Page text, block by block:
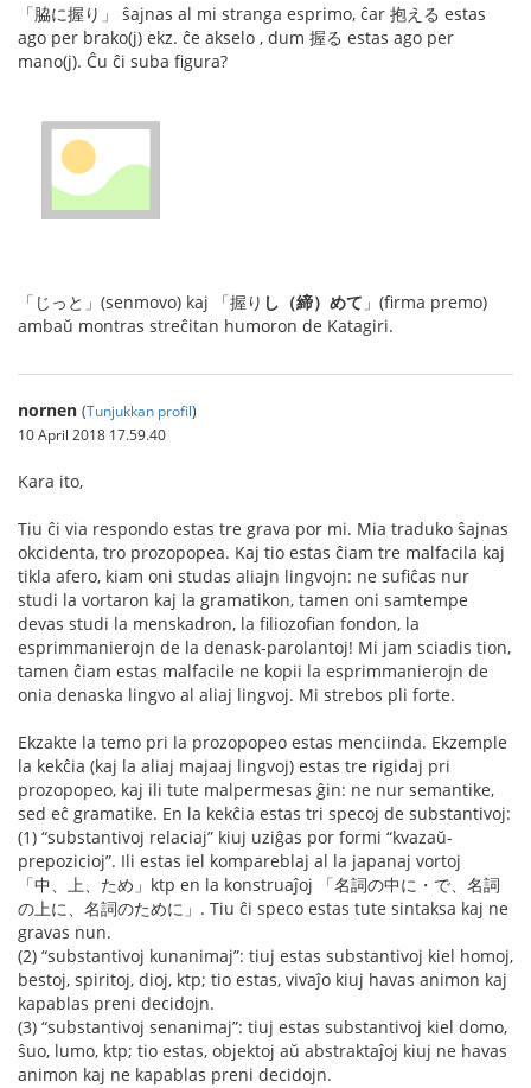
「脇に握り」 ŝajnas al mi stranga esprimo, ĉar 抱える estas
ago per brako(j) ekz. ĉe akselo , dum 握る estas ago per
mano(j). Ĉu ĉi suba figura?
「じっと」(senmovo) kaj 「握り し（締）めて 」(firma premo)
ambaŭ montras streĉitan humoron de Katagiri.
nornen (Tunjukkan profil)
10 April 2018 17.59.40
Kara ito,
Tiu ĉi via respondo estas tre grava por mi. Mia traduko ŝajnas
okcidenta, tro prozopopea. Kaj tio estas ĉiam tre malfacila kaj
tikla afero, kiam oni studas aliajn lingvojn: ne sufiĉas nur
studi la vortaron kaj la gramatikon, tamen oni samtempe
devas studi la menskadron, la filiozofian fondon, la
esprimmanierojn de la denask-parolantoj! Mi jam sciadis tion,
tamen ĉiam estas malfacile ne kopii la esprimmanierojn de
onia denaska lingvo al aliaj lingvoj. Mi strebos pli forte.
Ekzakte la temo pri la prozopopeo estas menciinda. Ekzemple
la kekĉia (kaj la aliaj majaaj lingvoj) estas tre rigidaj pri
prozopopeo, kaj ili tute malpermesas ĝin: ne nur semantike,
sed eĉ gramatike. En la kekĉia estas tri specoj de substantivoj:
(1) “substantivoj relaciaj” kiuj uziĝas por formi “kvazaŭ-
prepozicioj”. Ili estas iel kompareblaj al la japanaj vortoj
「中、上、ため」ktp en la konstruaĵoj 「名詞の中に・で、名詞
の上に、名詞のために」. Tiu ĉi speco estas tute sintaksa kaj ne
gravas nun.
(2) “substantivoj kunanimaj”: tiuj estas substantivoj kiel homoj,
bestoj, spiritoj, dioj, ktp; tio estas, vivaĵo kiuj havas animon kaj
kapablas preni decidojn.
(3) “substantivoj senanimaj”: tiuj estas substantivoj kiel domo,
ŝuo, lumo, ktp; tio estas, objektoj aŭ abstraktaĵoj kiuj ne havas
animon kaj ne kapablas preni decidojn.